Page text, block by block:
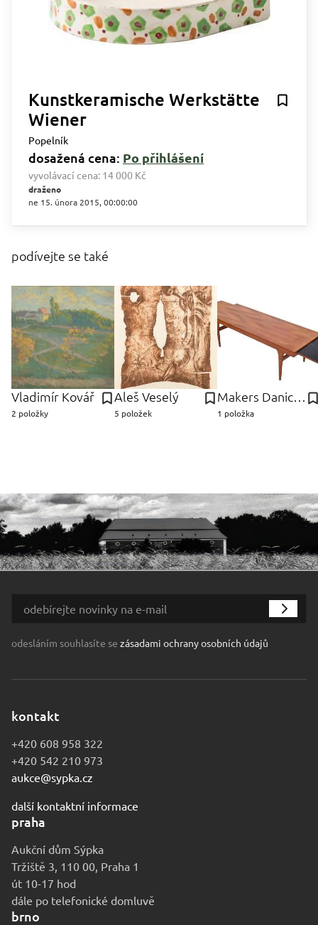
Kunstkeramische Werkstätte
Wiener
Popelník
dosažená cena: Po přihlášení
vyvolávací cena: 14 000 Kč
draženo
ne 15. února 2015, 00:00:00
podívejte se také
Vladimír Kovář
2 položky
Aleš Veselý
5 položek
Makers Danich Control, Dánsko Furniture
1 položka
odesláním souhlasíte se zásadami ochrany osobních údajů
kontakt
+420 608 958 322
+420 542 210 973
aukce@sypka.cz
další kontaktní informace
praha
Aukční dům Sýpka
Tržiště 3, 110 00, Praha 1
út 10-17 hod
dále po telefonické domluvě
brno